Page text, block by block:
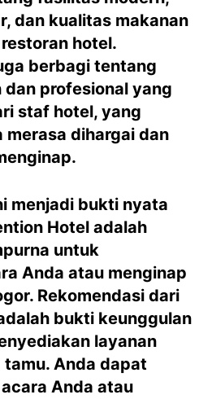
dan kualitas makanan
hotel.
berbagi tentang
dan profesional yang
staf hotel, yang
merasa dihargai dan
menjadi bukti nyata
Hotel adalah
untuk
Anda atau menginap
Rekomendasi dari
bukti keunggulan
layanan
Anda dapat
Anda atau